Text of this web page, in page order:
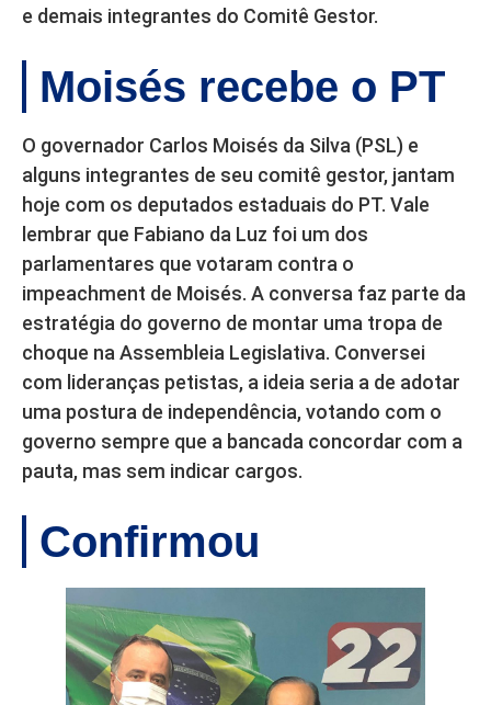
e demais integrantes do Comitê Gestor.
Moisés recebe o PT
O governador Carlos Moisés da Silva (PSL) e
alguns integrantes de seu comitê gestor, jantam
hoje com os deputados estaduais do PT. Vale
lembrar que Fabiano da Luz foi um dos
parlamentares que votaram contra o
impeachment de Moisés. A conversa faz parte da
estratégia do governo de montar uma tropa de
choque na Assembleia Legislativa. Conversei
com lideranças petistas, a ideia seria a de adotar
uma postura de independência, votando com o
governo sempre que a bancada concordar com a
pauta, mas sem indicar cargos.
Confirmou